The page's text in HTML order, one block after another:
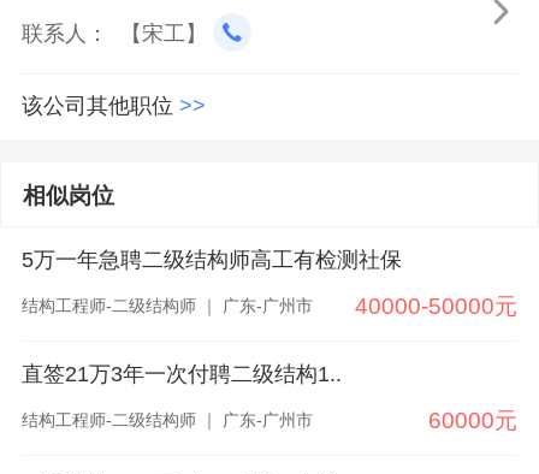

联系人： 【宋工】
该公司其他职位 >>
相似岗位
5万一年急聘二级结构师高工有检测社保
结构工程师-二级结构师 ｜ 广东-广州市 40000-50000元
直签21万3年一次付聘二级结构1..
结构工程师-二级结构师 ｜ 广东-广州市 60000元